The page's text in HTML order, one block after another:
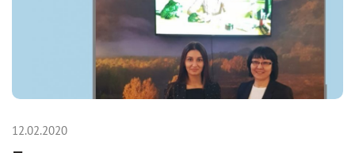
12.02.2020